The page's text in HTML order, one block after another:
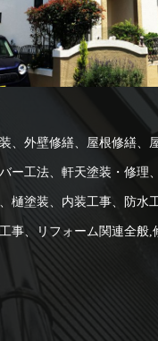
-施工例--
、外壁修繕、屋根修繕、
ー工法、軒天塗装・修理
樋塗装、内装工事、防水
事、リフォーム関連全般,